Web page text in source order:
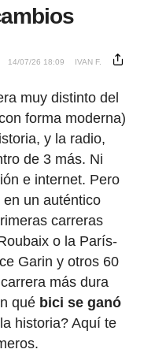
14/07/26 18:09 IVAN F.
muy distinto del
forma moderna)
y la radio,
de 3 más. Ni
e internet. Pero
un auténtico
carreras
o la París-
Garin y otros 60
más dura
qué bici se ganó
historia? Aquí te